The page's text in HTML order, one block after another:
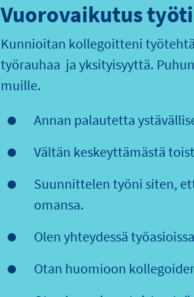
Vuorovaikutus
Kunnioitan kollegoitteni
työrauhaa ja yksityisyyttä.
muille.
Annan palautetta
Vältän keskeyttämästä
Suunnittelen työni siten,
omansa.
Olen yhteydessä
Otan huomioon